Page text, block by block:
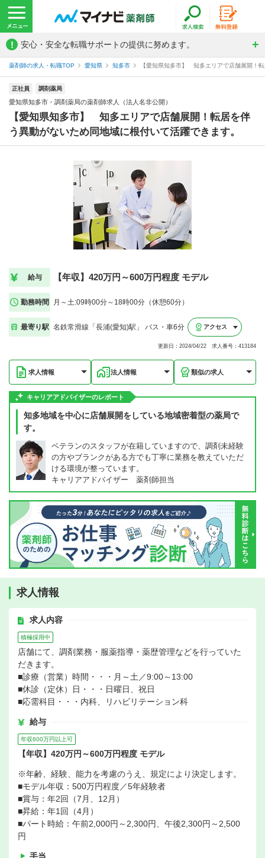
! 安心・安全な転職サポートの提供に努めます。
薬剤師の求人・転職TOP 愛知県 知多市 【愛知県知多市】 知多エリアで店舗展開！
正社員 調剤薬局
愛知県知多市・調剤薬局の薬剤師求人（法人名非公開）
【愛知県知多市】 知多エリアで店舗展開！転居を伴
う異動がないため同地域に根付いて活躍できます。
給与 【年収】420万円～600万円程度 モデル
勤務時間 月～土:09時00分～18時00分（休憩60分）
最寄り駅 名鉄常滑線「長浦(愛知)駅」 バス・車6分 アクセス
更新日：2024/04/22 求人番号：413184
求人情報 法人情報 類似の求人
キャリアアドバイザーのレポート
知多地域を中心に店舗展開をしている地域密着型の薬局で
す。
ベテランのスタッフが在籍していますので、調剤未経験
の方やブランクがある方でも丁寧に業務を教えていただ
ける環境が整っています。
キャリアアドバイザー 薬剤師担当
求人情報
求人内容
積極採用中
店舗にて、調剤業務・服薬指導・薬歴管理などを行っていた
だきます。
■診療（営業）時間・・・月～土／9:00～13:00
■休診（定休）日・・・日曜日、祝日
■応需科目・・・内科、リハビリテーション科
給与
年収600万円以上可
【年収】420万円～600万円程度 モデル
※年齢、経験、能力を考慮のうえ、規定により決定します。
■モデル年収：500万円程度／5年経験者
■賞与：年2回（7月、12月）
■昇給：年1回（4月）
■パート時給：午前2,000円～2,300円、午後2,300円～2,500
円